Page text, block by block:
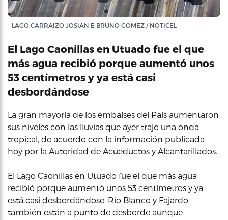
LAGO CARRAIZO JOSIAN E BRUNO GOMEZ / NOTICEL
El Lago Caonillas en Utuado fue el que
más agua recibió porque aumentó unos
53 centímetros y ya está casi
desbordándose
La gran mayoría de los embalses del País aumentaron
sus niveles con las lluvias que ayer trajo una onda
tropical, de acuerdo con la información publicada
hoy por la Autoridad de Acueductos y Alcantarillados.
El Lago Caonillas en Utuado fue el que más agua
recibió porque aumentó unos 53 centímetros y ya
está casi desbordándose. Río Blanco y Fajardo
también están a punto de desborde aunque